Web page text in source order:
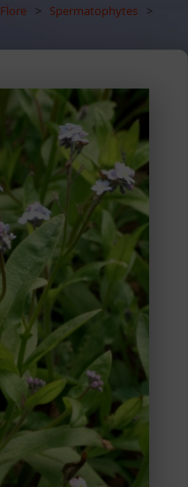
Flore > Spermatophytes
>